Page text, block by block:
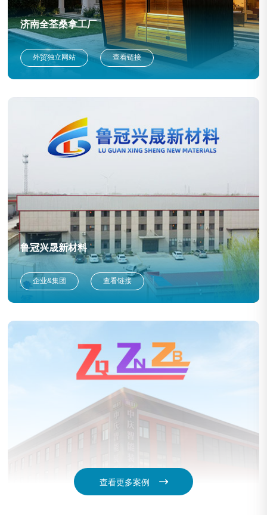
济南全荃桑拿工厂
外贸独立网站 查看链接
鲁冠兴晟新材料
企业&集团 查看链接
中庆智能装备
查看更多案例